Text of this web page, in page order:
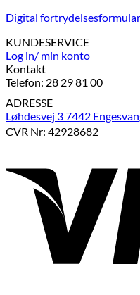
Digital fortrydelsesformular
KUNDESERVICE
Log in/ min konto
Kontakt
Telefon: 28 29 81 00
ADRESSE
Løhdesvej 3 7442
CVR Nr: 42928682